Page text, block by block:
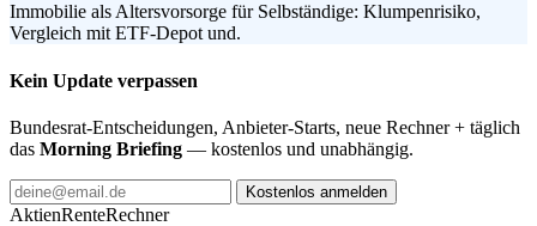
Immobilie als Altersvorsorge für Selbständige: Klumpenrisiko,
Vergleich mit ETF-Depot und.
Kein Update verpassen
Bundesrat-Entscheidungen, Anbieter-Starts, neue Rechner + täglich
das Morning Briefing — kostenlos und unabhängig.
Kostenlos anmelden
AktienRenteRechner